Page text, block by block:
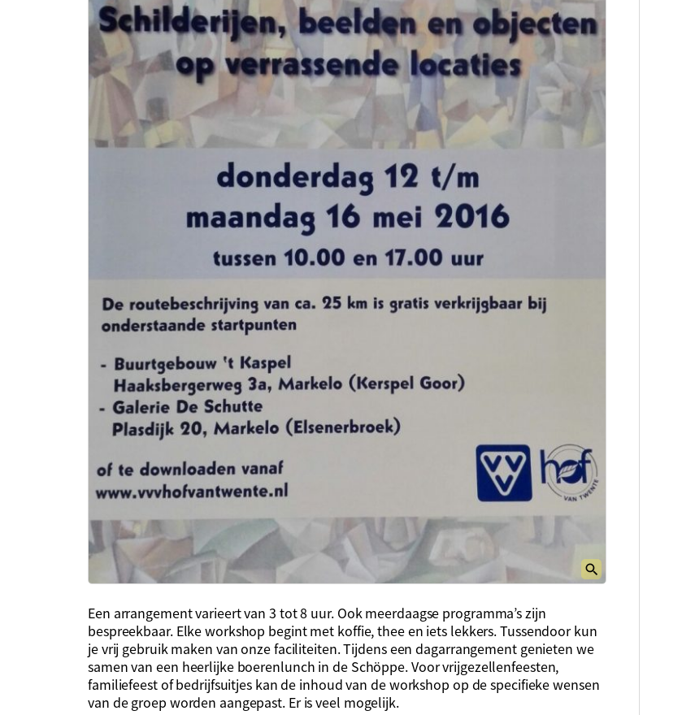
Een arrangement varieert van 3 tot 8 uur. Ook meerdaagse programma’s zijn
bespreekbaar. Elke workshop begint met koffie, thee en iets lekkers. Tussendoor kun
je vrij gebruik maken van onze faciliteiten. Tijdens een dagarrangement genieten we
samen van een heerlijke boerenlunch in de Schöppe. Voor vrijgezellenfeesten,
familiefeest of bedrijfsuitjes kan de inhoud van de workshop op de specifieke wensen
van de groep worden aangepast. Er is veel mogelijk.